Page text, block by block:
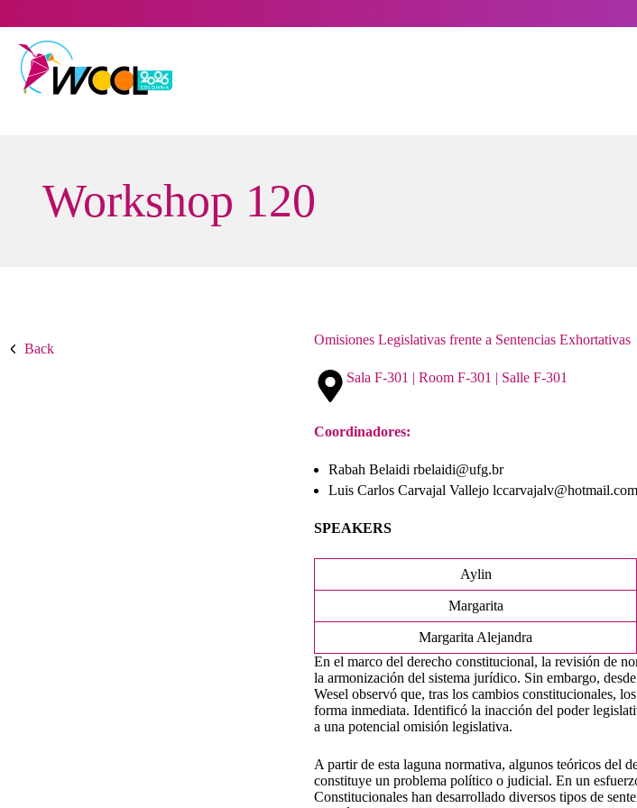
contenido
Workshop 120
Back
Omisiones Legislativas frente a Sentencias Exhortativas
Sala F-301 | Room F-301 | Salle F-301
Coordinadores:
Rabah Belaidi rbelaidi@ufg.br
Luis Carlos Carvajal Vallejo lccarvajalv@hotmail.com
SPEAKERS
Aylin
Margarita
Margarita Alejandra
En el marco del derecho constitucional, la revisión de
la armonización del sistema jurídico. Sin embargo,
Wesel observó que, tras los cambios constitucionales,
forma inmediata. Identificó la inacción del poder
a una potencial omisión legislativa.
A partir de esta laguna normativa, algunos teóricos del
constituye un problema político o judicial. En un
Constitucionales han desarrollado diversos tipos de